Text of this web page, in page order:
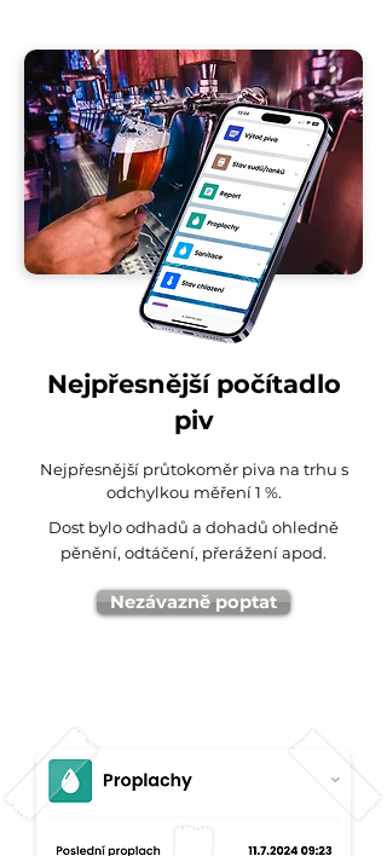
Nejpřesnější počítadlo
piv
Nejpřesnější průtokoměr piva na trhu s
odchylkou měření 1 %.
Dost bylo odhadů a dohadů ohledně
pěnění, odtáčení, přerážení apod.
Nezávazně poptat